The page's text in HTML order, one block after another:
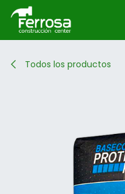
Ir al contenido
Todos los productos